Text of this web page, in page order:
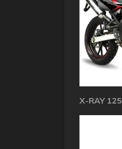
X-RAY 125